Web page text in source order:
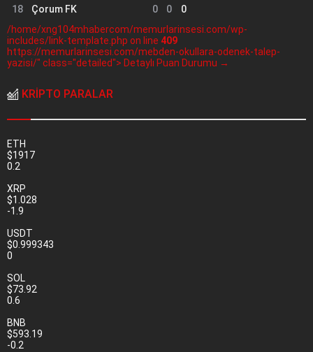
18 Çorum FK 0 0
0
/home/xng104mhabercom/memurlarinsesi.com/wp-
includes/link-template.php on line 409
https://memurlarinsesi.com/mebden-okullara-odenek-talep-
yazisi/" class="detailed"> Detaylı Puan Durumu →
KRİPTO PARALAR
ETH
$1917
0.2
XRP
$1.028
-1.9
USDT
$0.999343
0
SOL
$73.92
0.6
BNB
$593.19
-0.2